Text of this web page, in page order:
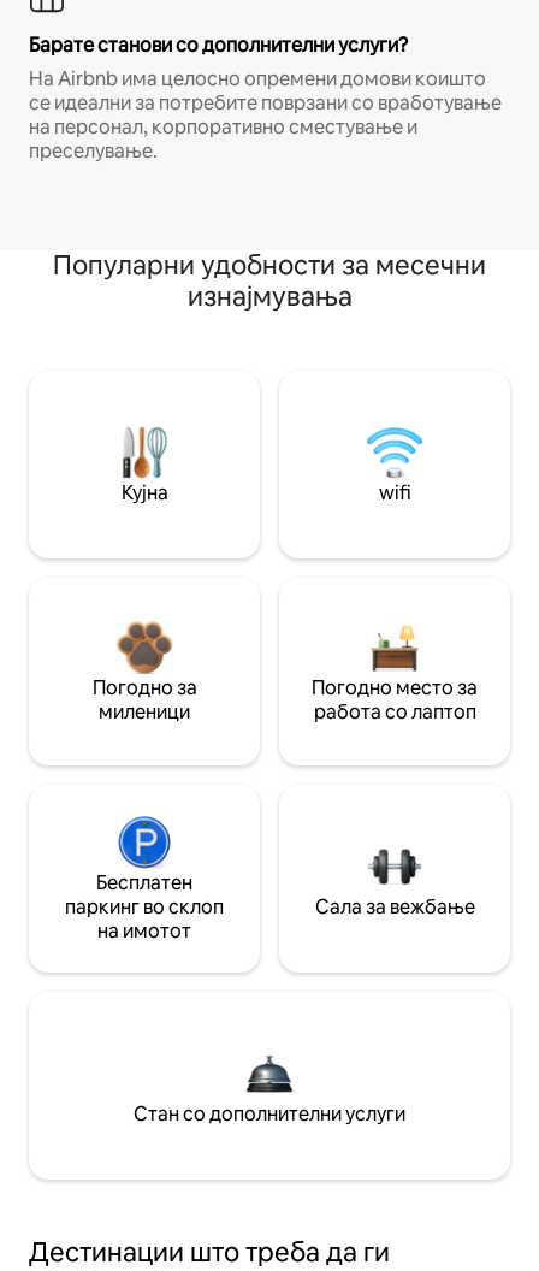
Барате станови со дополнителни услуги?
На Airbnb има целосно опремени домови коишто
се идеални за потребите поврзани со вработување
на персонал, корпоративно сместување и
преселување.
Популарни удобности за месечни
изнајмувања
Кујна wifi
Погодно за
миленици
Погодно место за
работа со лаптоп
Бесплатен
паркинг во склоп
на имотот
Сала за вежбање
Стан со дополнителни услуги
Дестинации што треба да ги